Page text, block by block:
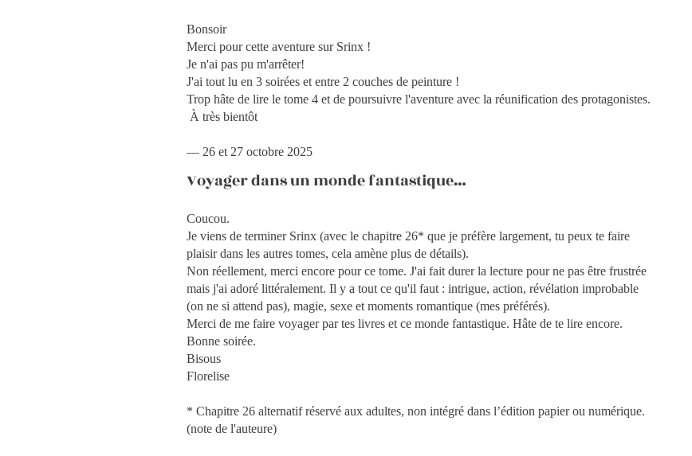
Bonsoir
Merci pour cette aventure sur Srinx !
Je n'ai pas pu m'arrêter!
J'ai tout lu en 3 soirées et entre 2 couches de peinture !
Trop hâte de lire le tome 4 et de poursuivre l'aventure avec la réunification des protagonistes.
À très bientôt
— 26 et 27 octobre 2025
Voyager dans un monde fantastique…
Coucou.
Je viens de terminer Srinx (avec le chapitre 26* que je préfère largement, tu peux te faire
plaisir dans les autres tomes, cela amène plus de détails).
Non réellement, merci encore pour ce tome. J'ai fait durer la lecture pour ne pas être frustrée
mais j'ai adoré littéralement. Il y a tout ce qu'il faut : intrigue, action, révélation improbable
(on ne si attend pas), magie, sexe et moments romantique (mes préférés).
Merci de me faire voyager par tes livres et ce monde fantastique. Hâte de te lire encore.
Bonne soirée.
Bisous
Florelise
* Chapitre 26 alternatif réservé aux adultes, non intégré dans l’édition papier ou numérique.
(note de l'auteure)